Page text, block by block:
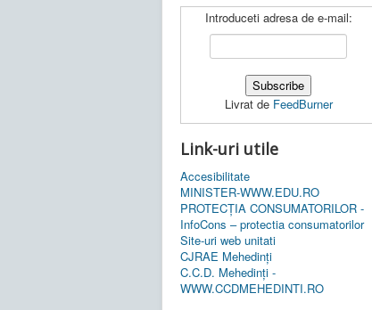
Introduceti adresa de e-mail:
Livrat de FeedBurner
Link-uri utile
Accesibilitate
MINISTER-WWW.EDU.RO
PROTECȚIA CONSUMATORILOR -
InfoCons – protectia consumatorilor
Site-uri web unitati
CJRAE Mehedinți
C.C.D. Mehedinţi -
WWW.CCDMEHEDINTI.RO